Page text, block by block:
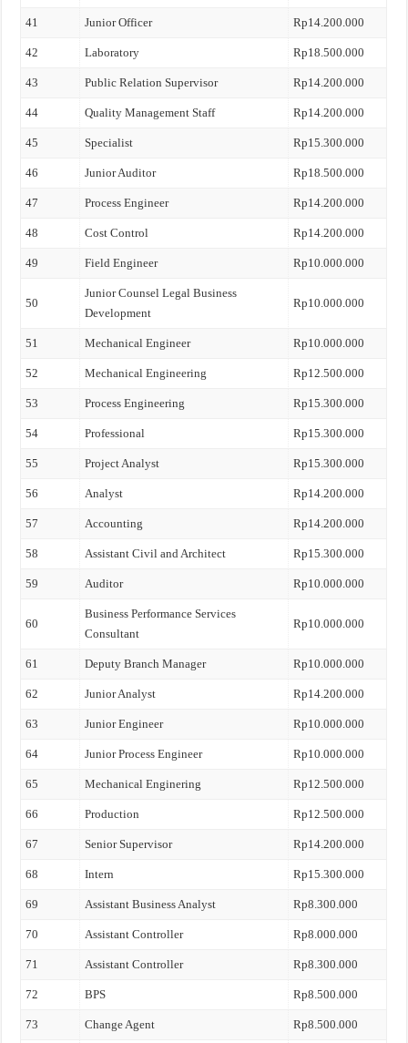
41 Junior Officer Rp14.200.000
42 Laboratory Rp18.500.000
43 Public Relation Supervisor Rp14.200.000
44 Quality Management Staff Rp14.200.000
45 Specialist Rp15.300.000
46 Junior Auditor Rp18.500.000
47 Process Engineer Rp14.200.000
48 Cost Control Rp14.200.000
49 Field Engineer Rp10.000.000
50
Junior Counsel Legal Business
Development
Rp10.000.000
51 Mechanical Engineer Rp10.000.000
52 Mechanical Engineering Rp12.500.000
53 Process Engineering Rp15.300.000
54 Professional Rp15.300.000
55 Project Analyst Rp15.300.000
56 Analyst Rp14.200.000
57 Accounting Rp14.200.000
58 Assistant Civil and Architect Rp15.300.000
59 Auditor Rp10.000.000
60
Business Performance Services
Consultant
Rp10.000.000
61 Deputy Branch Manager Rp10.000.000
62 Junior Analyst Rp14.200.000
63 Junior Engineer Rp10.000.000
64 Junior Process Engineer Rp10.000.000
65 Mechanical Enginering Rp12.500.000
66 Production Rp12.500.000
67 Senior Supervisor Rp14.200.000
68 Intern Rp15.300.000
69 Assistant Business Analyst Rp8.300.000
70 Assistant Controller Rp8.000.000
71 Assistant Controller Rp8.300.000
72 BPS Rp8.500.000
73 Change Agent Rp8.500.000